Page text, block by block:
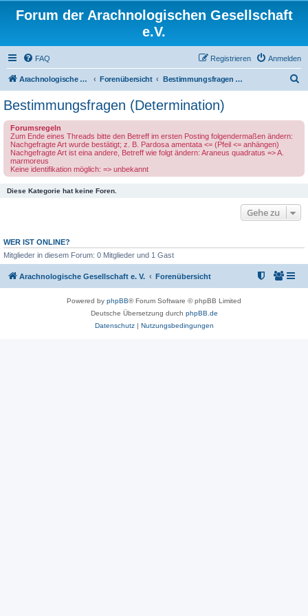
Forum der Arachnologischen Gesellschaft
e.V.
FAQ Anmelden
Registrieren
Arachnologische Gesellschaft e. V. Forenübersicht Bestimmungsfragen (Determination)
Bestimmungsfragen (Determination)
Forumsregeln
Zum Ende eines Threads bitte den Betreff im ersten Posting folgendermaßen ändern:
Nachgefragte Art wurde bestätigt; z. B. Pardosa amentata <= (Pfeil <= anhängen)
Nachgefragte Art ist eina andere, Betreff wie folgt ändern: Araneus quadratus => A.
marmoreus
Keine identifikation möglich: => unbekannt
Diese Kategorie hat keine Foren.
Gehe zu
WER IST ONLINE?
Mitglieder in diesem Forum: 0 Mitglieder und 1 Gast
Arachnologische Gesellschaft e. V. Forenübersicht
Powered by phpBB® Forum Software © phpBB Limited
Deutsche Übersetzung durch phpBB.de
Datenschutz| Nutzungsbedingungen